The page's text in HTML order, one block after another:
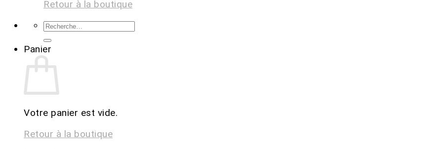
Retour à la boutique
Panier
Votre panier est vide.
Retour à la boutique